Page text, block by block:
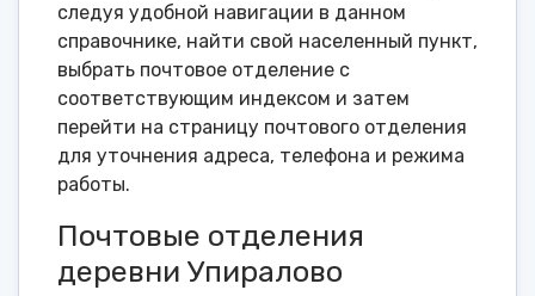
следуя удобной навигации в данном
справочнике, найти свой населенный пункт,
выбрать почтовое отделение с
соответствующим индексом и затем
перейти на страницу почтового отделения
для уточнения адреса, телефона и режима
работы.
Почтовые отделения
деревни Упиралово